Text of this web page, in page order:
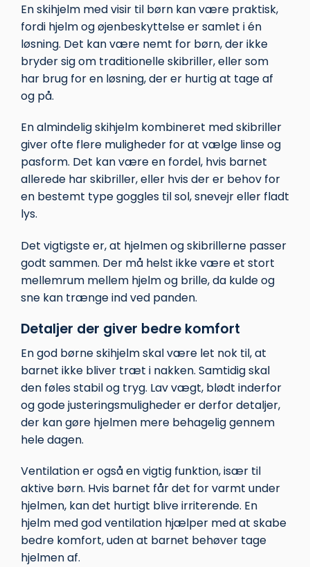
En skihjelm med visir til børn kan være praktisk,
fordi hjelm og øjenbeskyttelse er samlet i én
løsning. Det kan være nemt for børn, der ikke
bryder sig om traditionelle skibriller, eller som
har brug for en løsning, der er hurtig at tage af
og på.
En almindelig skihjelm kombineret med skibriller
giver ofte flere muligheder for at vælge linse og
pasform. Det kan være en fordel, hvis barnet
allerede har skibriller, eller hvis der er behov for
en bestemt type goggles til sol, snevejr eller fladt
lys.
Det vigtigste er, at hjelmen og skibrillerne passer
godt sammen. Der må helst ikke være et stort
mellemrum mellem hjelm og brille, da kulde og
sne kan trænge ind ved panden.
Detaljer der giver bedre komfort
En god børne skihjelm skal være let nok til, at
barnet ikke bliver træt i nakken. Samtidig skal
den føles stabil og tryg. Lav vægt, blødt inderfor
og gode justeringsmuligheder er derfor detaljer,
der kan gøre hjelmen mere behagelig gennem
hele dagen.
Ventilation er også en vigtig funktion, især til
aktive børn. Hvis barnet får det for varmt under
hjelmen, kan det hurtigt blive irriterende. En
hjelm med god ventilation hjælper med at skabe
bedre komfort, uden at barnet behøver tage
hjelmen af.